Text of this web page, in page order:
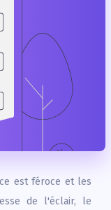
est féroce et les
de l'éclair, le